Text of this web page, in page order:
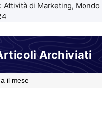
Attività di Marketing, Mondo
Archiviati